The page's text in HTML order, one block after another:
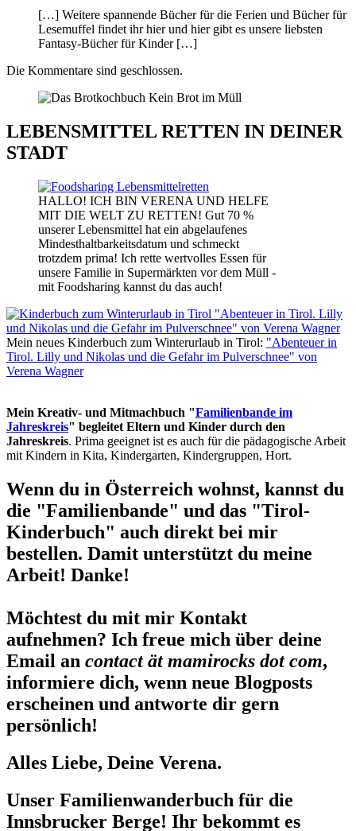
[…] Weitere spannende Bücher für die Ferien und Bücher für
Lesemuffel findet ihr hier und hier gibt es unsere liebsten
Fantasy-Bücher für Kinder […]
Die Kommentare sind geschlossen.
LEBENSMITTEL RETTEN IN DEINER
STADT
HALLO! ICH BIN VERENA UND HELFE
MIT DIE WELT ZU RETTEN! Gut 70 %
unserer Lebensmittel hat ein abgelaufenes
Mindesthaltbarkeitsdatum und schmeckt
trotzdem prima! Ich rette wertvolles Essen für
unsere Familie in Supermärkten vor dem Müll -
mit Foodsharing kannst du das auch!
Mein neues Kinderbuch zum Winterurlaub in Tirol: "Abenteuer in
Tirol. Lilly und Nikolas und die Gefahr im Pulverschnee" von
Verena Wagner
Mein Kreativ- und Mitmachbuch "Familienbande im
Jahreskreis" begleitet Eltern und Kinder durch den
Jahreskreis. Prima geeignet ist es auch für die pädagogische Arbeit
mit Kindern in Kita, Kindergarten, Kindergruppen, Hort.
Wenn du in Österreich wohnst, kannst du
die "Familienbande" und das "Tirol-
Kinderbuch" auch direkt bei mir
bestellen. Damit unterstützt du meine
Arbeit! Danke!
Möchtest du mit mir Kontakt
aufnehmen? Ich freue mich über deine
Email an contact ät mamirocks dot com,
informiere dich, wenn neue Blogposts
erscheinen und antworte dir gern
persönlich!
Alles Liebe, Deine Verena.
Unser Familienwanderbuch für die
Innsbrucker Berge! Ihr bekommt es